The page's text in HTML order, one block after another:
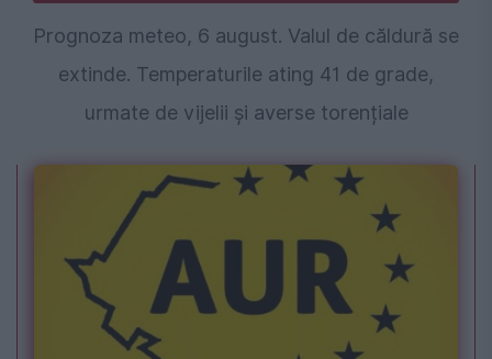
Prognoza meteo, 6 august. Valul de căldură se
extinde. Temperaturile ating 41 de grade,
urmate de vijelii și averse torențiale